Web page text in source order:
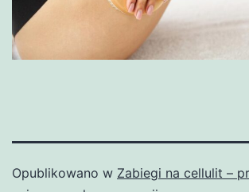
Opublikowano w Zabiegi na cellulit –